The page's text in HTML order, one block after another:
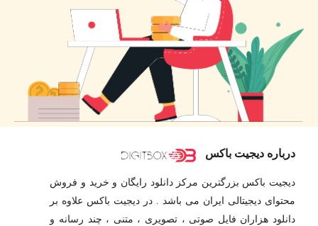
درباره دیجیت باکس
دیجیت باکس بزرگترین مرکز دانلود رایگان و خرید و فروش
محتوای دیجیتالی ایران می باشد . در دیجیت باکس علاوه بر
دانلود هزاران فایل صوتی ، تصویری ، متنی ، چند رسانه و